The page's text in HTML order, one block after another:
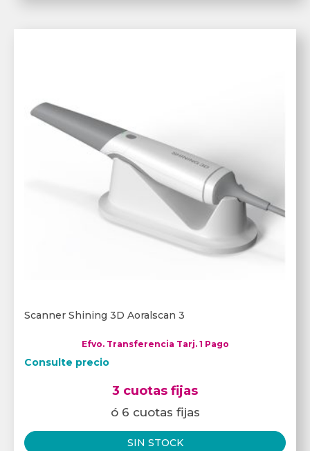
Scanner Shining 3D Aoralscan 3
Efvo. Transferencia Tarj. 1 Pago
Consulte precio
3 cuotas fijas
ó 6 cuotas fijas
SIN STOCK